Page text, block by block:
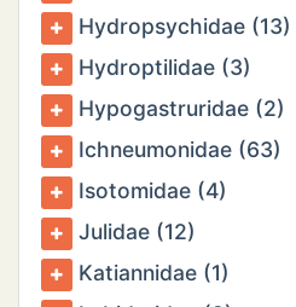
Hydropsychidae (13)
Hydroptilidae (3)
Hypogastruridae (2)
Ichneumonidae (63)
Isotomidae (4)
Julidae (12)
Katiannidae (1)